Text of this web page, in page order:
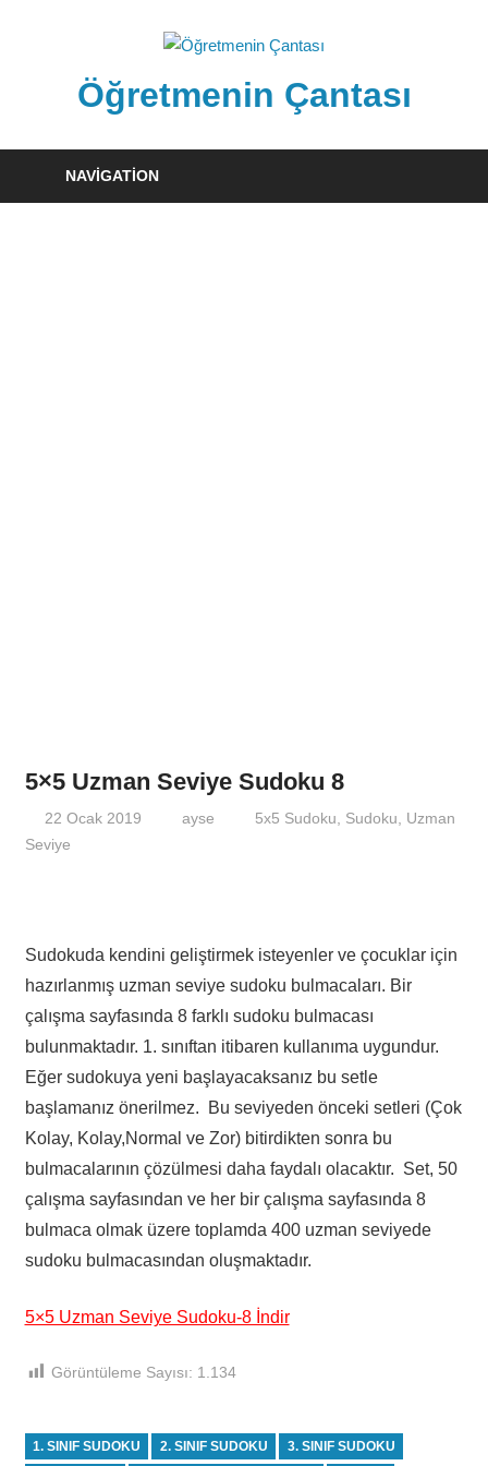
Öğretmenin Çantası
Çantsından
NAVIGATION
5×5 Uzman Seviye Sudoku 8
22 Ocak 2019 ayse 5x5 Sudoku Sudoku
Uzman
Seviye
Sudokuda kendini geliştirmek isteyenler ve çocuklar için
hazırlanmış uzman seviye sudoku bulmacaları. Bir
çalışma sayfasında 8 farklı sudoku bulmacası
bulunmaktadır. 1. sınıftan itibaren kullanıma uygundur.
Eğer sudokuya yeni başlayacaksanız bu setle
başlamanız önerilmez. Bu seviyeden önceki setleri (Çok
Kolay, Kolay,Normal ve Zor) bitirdikten sonra bu
bulmacalarının çözülmesi daha faydalı olacaktır. Set, 50
çalışma sayfasından ve her bir çalışma sayfasında 8
bulmaca olmak üzere toplamda 400 uzman seviyede
sudoku bulmacasından oluşmaktadır.
5×5 Uzman Seviye Sudoku-8 İndir
Görüntüleme Sayısı: 1.134
1. SINIF SUDOKU 2. SINIF SUDOKU 3. SINIF SUDOKU